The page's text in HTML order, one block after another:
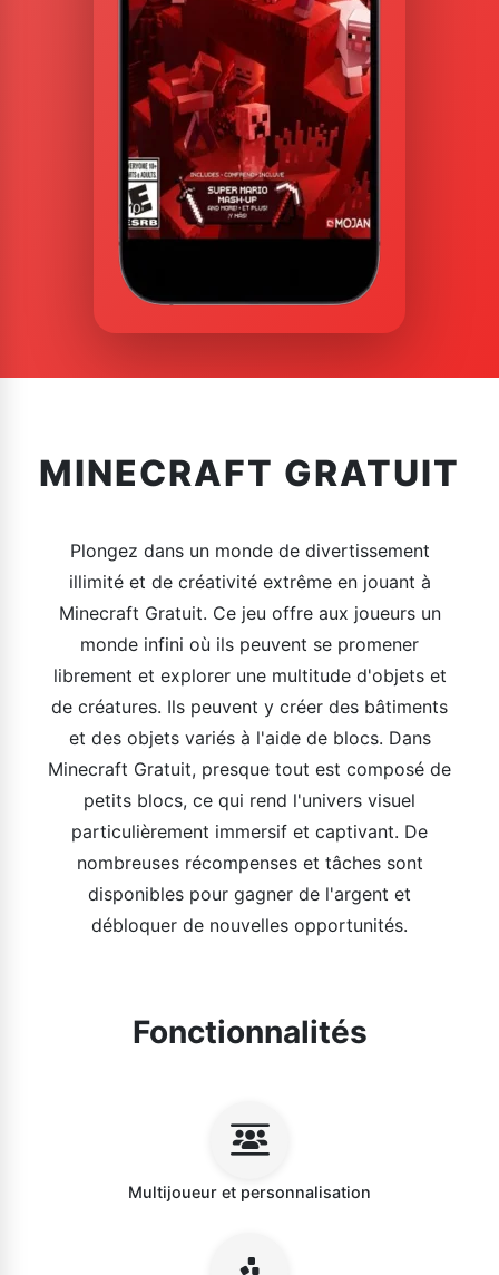
MINECRAFT GRATUIT
Plongez dans un monde de divertissement
illimité et de créativité extrême en jouant à
Minecraft Gratuit. Ce jeu offre aux joueurs un
monde infini où ils peuvent se promener
librement et explorer une multitude d'objets et
de créatures. Ils peuvent y créer des bâtiments
et des objets variés à l'aide de blocs. Dans
Minecraft Gratuit, presque tout est composé de
petits blocs, ce qui rend l'univers visuel
particulièrement immersif et captivant. De
nombreuses récompenses et tâches sont
disponibles pour gagner de l'argent et
débloquer de nouvelles opportunités.
Fonctionnalités
Multijoueur et personnalisation